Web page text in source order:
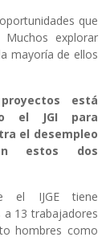
que
explorar
mayoría de ellos
está
el JGI para
el desempleo
estos dos
el IJGE tiene
a 13 trabajadores
hombres como